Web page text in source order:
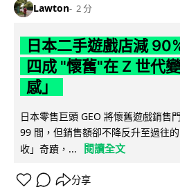
Lawton 2 分
日本二手遊戲店減
四成 "懷舊"在 Z 世代
感」
日本零售巨頭 GEO 將懷舊遊戲銷售
99 間，但銷售額卻不降反升至過往
收」奇蹟，...
閱讀全文
分享